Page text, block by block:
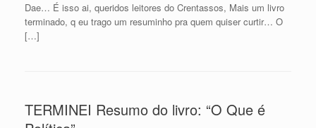
Dae… É isso ai, queridos leitores do Crentassos, Mais um livro
terminado, q eu trago um resuminho pra quem quiser curtir… O
[…]
TERMINEI Resumo do livro: “O Que é